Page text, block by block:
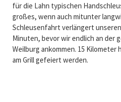
für die Lahn typischen
großes, wenn auch mitunter
Schleusenfahrt verlängert
Minuten, bevor wir endlich an der
Weilburg ankommen. 15 Kilometer
am Grill gefeiert werden.